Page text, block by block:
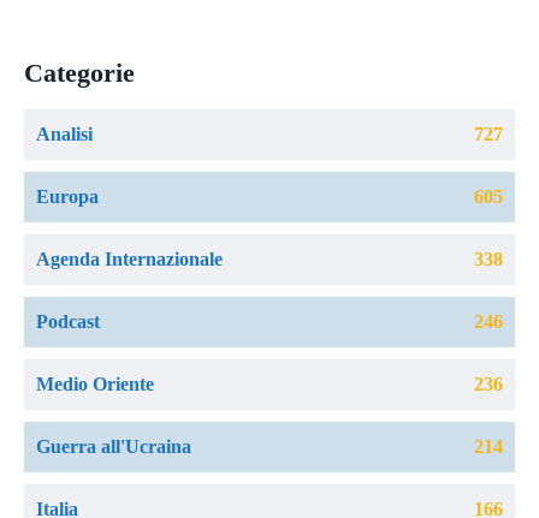
Categorie
Analisi 727
Europa 605
Agenda Internazionale 338
Podcast 246
Medio Oriente 236
Guerra all'Ucraina 214
Italia 166